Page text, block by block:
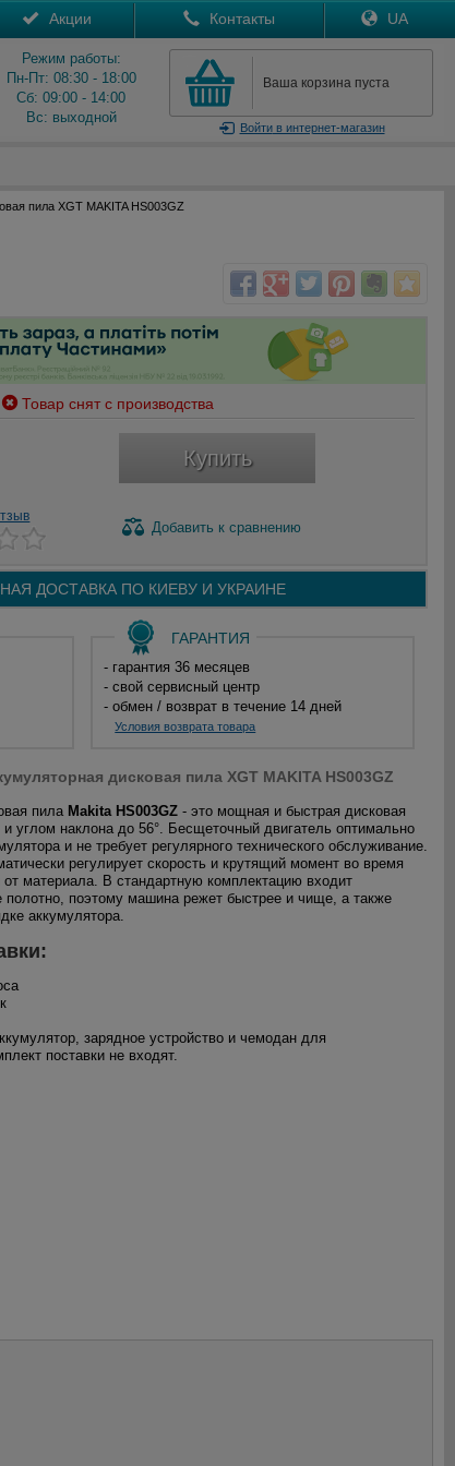
Акции Контакты UA
Режим работы:
Пн-Пт: 08:30 - 18:00
Сб: 09:00 - 14:00
Вс: выходной
Ваша корзина пуста
Войтив интернет-магазин
пила XGT MAKITA HS003GZ
Товар снят с производства
Купить
Добавить к сравнению
ДОСТАВКА ПО КИЕВУ И УКРАИНЕ
ГАРАНТИЯ
- гарантия 36 месяцев
- свой сервисный центр
- обмен / возврат в течение 14 дней
Условия возврата товара
дисковая пила XGT MAKITA HS003GZ
пила Makita HS003GZ - это мощная и быстрая дисковая
углом наклона до 56°. Бесщеточный двигатель оптимально
и не требует регулярного технического обслуживание.
регулирует скорость и крутящий момент во время
от материала. В стандартную комплектацию входит
поэтому машина режет быстрее и чище, а также
аккумулятора.
зарядное устройство и чемодан для
поставки не входят.